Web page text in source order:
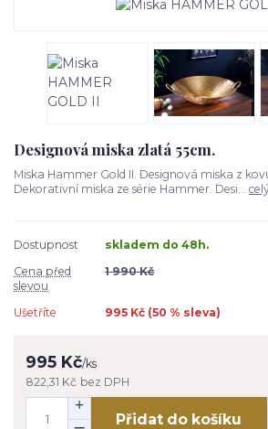
Designová miska zlatá 55cm.
Miska Hammer Gold II. Designová miska z
Dekorativní miska ze série Hammer. Desi...
Dostupnost
skladem do 48h.
Cena před
slevou
1 990 Kč
Ušetříte 995 Kč (50 % sleva)
995 Kč/ks
822,31 Kč bez DPH
Přidat do košíku